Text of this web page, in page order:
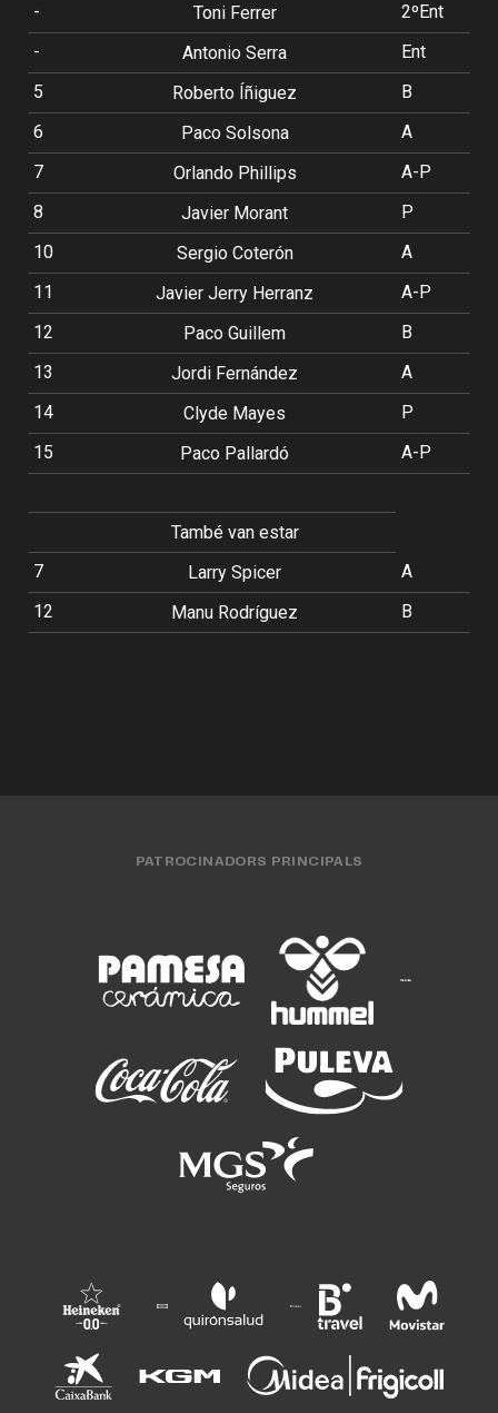
- Toni Ferrer
2ºEnt
-
Antonio Serra
Ent
5
Roberto Íñiguez
B
6
Paco Solsona
A
7
Orlando Phillips
A-P
8
Javier Morant
P
10
Sergio Coterón
A
11
Javier Jerry Herranz
A-P
12
Paco Guillem
B
13
Jordi Fernández
A
14
Clyde Mayes
P
15
Paco Pallardó A-P
També van estar
7
Larry Spicer
A
12
Manu Rodríguez B
PATROCINADORS PRINCIPALS